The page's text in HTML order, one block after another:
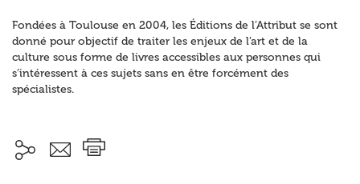
Fondées à Toulouse en 2004, les Éditions de l’Attribut se sont
donné pour objectif de traiter les enjeux de l’art et de la
culture sous forme de livres accessibles aux personnes qui
s’intéressent à ces sujets sans en être forcément des
spécialistes.